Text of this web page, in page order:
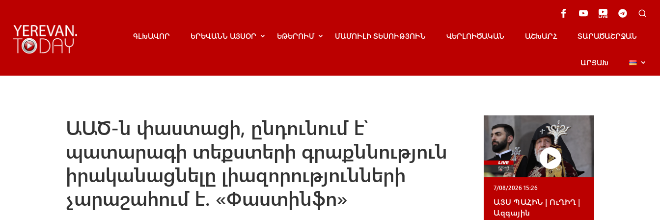
ԳԼԽԱՎՈՐ ԵՐԵՎԱՆՆ ԱՅՍՕՐ ԵԹԵՐՈՒՄ ՄԱՄՈՒԼԻ ՏԵՍՈՒԹՅՈՒՆ ՎԵՐԼՈՒԾԱԿԱՆ ԱՇԽԱՐՀ ՏԱՐԱԾԱՇՐՋԱՆ
ԱՐՑԱԽ
ԱԱԾ-ն փաստացի, ընդունում է՝
պատարագի տեքստերի գրաքննություն
իրականացնելը լիազորությունների
չարաշահում է. «Փաստինֆո»
7/08/2026 15:26
ԱՅՍ ՊԱՀԻՆ | ՈւՂԻՂ |
Ազգային